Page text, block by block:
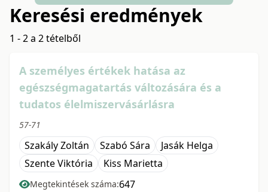
Keresési eredmények
1 - 2 a 2 tételből
A személyes értékek hatása az
egészségmagatartás változására és a
tudatos élelmiszervásárlásra
57-71
Szakály Zoltán Szabó Sára
Jasák Helga
Szente Viktória
Kiss Marietta
Megtekintések száma:647